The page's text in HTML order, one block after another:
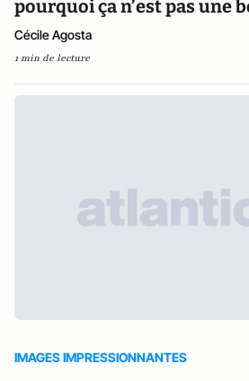
pourquoi ça n’est pas une
Cécile Agosta
1 min de lecture
IMAGES IMPRESSIONNANTES